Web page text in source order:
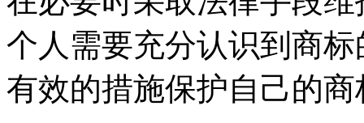
个人需要充分认识到商
有效的措施保护自己的